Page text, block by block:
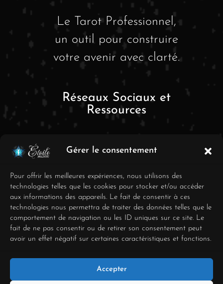
Gérer le consentement
Pour offrir les meilleures expériences, nous utilisons des
technologies telles que les cookies pour stocker et/ou accéder
aux informations des appareils. Le fait de consentir à ces
technologies nous permettra de traiter des données telles que le
comportement de navigation ou les ID uniques sur ce site. Le
fait de ne pas consentir ou de retirer son consentement peut
avoir un effet négatif sur certaines caractéristiques et fonctions.
Accepter
Le Tarot Professionnel,
un outil pour construire
votre avenir avec clarté.
Réseaux Sociaux et
Ressources
FAQ
Mentions Légales
Conditions générales de
vente
Déclaration de